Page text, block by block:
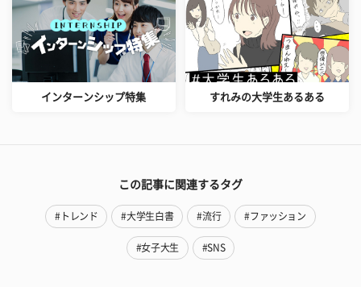
インターンシップ特集 すれみの大学生あるある
この記事に関連するタグ
#トレンド #大学生白書 #流行 #ファッション
#女子大生 #SNS